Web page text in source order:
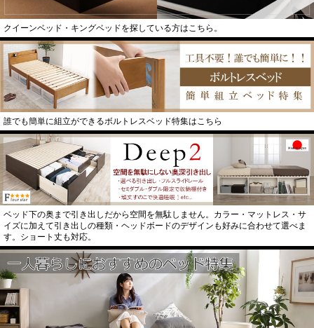
クイーンベッド・キングベッドを探している方はこちら。
誰でも簡単に組立ができるボルトレスベッド特集はこちら
ベッド下の奥まで引き出しだから空間を無駄しません。カラー・マットレス・サ
イズに加えて引き出しの種類・ヘッドボードのデザインも好みに合わせて選べま
す。ショート丈も対応。